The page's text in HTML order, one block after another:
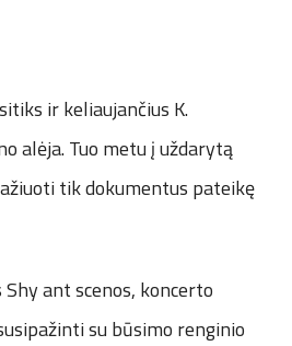
ir keliaujančius K.
alėja. Tuo metu į uždarytą
tik dokumentus pateikę
ant scenos, koncerto
su būsimo renginio